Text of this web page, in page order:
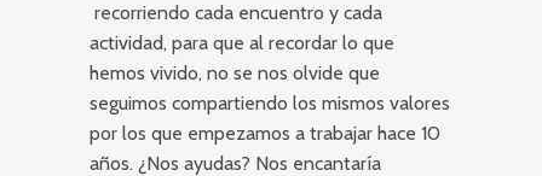
recorriendo cada encuentro y cada
actividad, para que al recordar lo que
hemos vivido, no se nos olvide que
seguimos compartiendo los mismos valores
por los que empezamos a trabajar hace 10
años. ¿Nos ayudas? Nos encantaría